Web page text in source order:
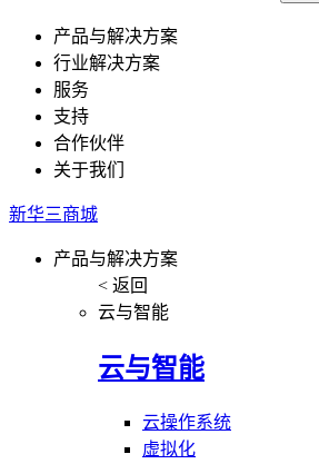
产品与解决方案
行业解决方案
服务
支持
合作伙伴
关于我们
新华三商城
产品与解决方案
< 返回
云与智能
云与智能
云操作系统
虚拟化